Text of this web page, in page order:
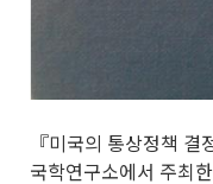
『미국의 통상정책
국학연구소에서 주최